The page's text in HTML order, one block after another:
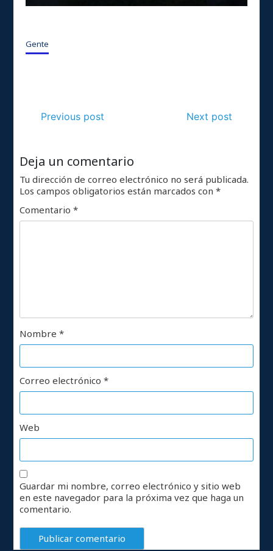
Gente
Previous post Next post
Deja un comentario
Tu dirección de correo electrónico no será publicada.
Los campos obligatorios están marcados con*
Comentario*
Nombre*
Correo electrónico*
Web
Guardar mi nombre, correo electrónico y sitio web
en este navegador para la próxima vez que haga un
comentario.